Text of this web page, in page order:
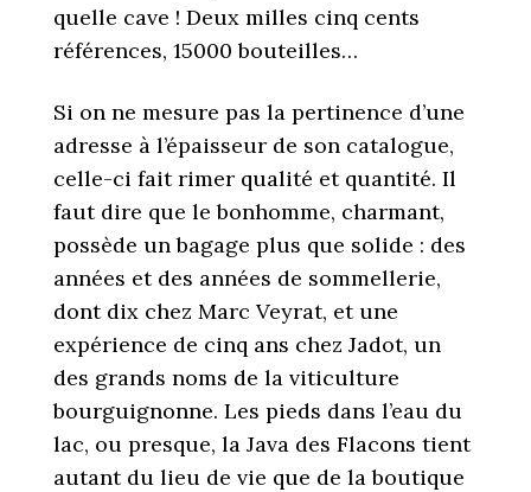
quelle cave ! Deux milles cinq cents
références, 15000 bouteilles…
Si on ne mesure pas la pertinence d’une
adresse à l’épaisseur de son catalogue,
celle-ci fait rimer qualité et quantité. Il
faut dire que le bonhomme, charmant,
possède un bagage plus que solide : des
années et des années de sommellerie,
dont dix chez Marc Veyrat, et une
expérience de cinq ans chez Jadot, un
des grands noms de la viticulture
bourguignonne. Les pieds dans l’eau du
lac, ou presque, la Java des Flacons tient
autant du lieu de vie que de la boutique